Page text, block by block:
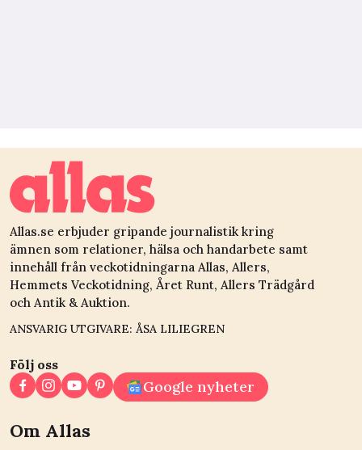
Allas.se erbjuder gripande journalistik kring
ämnen som relationer, hälsa och handarbete samt
innehåll från veckotidningarna Allas, Allers,
Hemmets Veckotidning, Året Runt, Allers Trädgård
och Antik & Auktion.
ANSVARIG UTGIVARE: ÅSA LILIEGREN
Följ oss
Google nyheter
Om Allas